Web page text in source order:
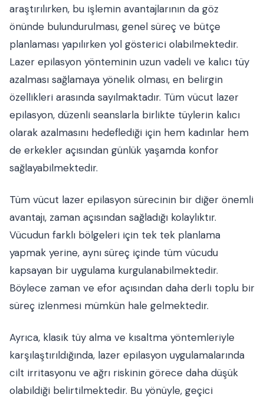
araştırılırken, bu işlemin avantajlarının da göz
önünde bulundurulması, genel süreç ve bütçe
planlaması yapılırken yol gösterici olabilmektedir.
Lazer epilasyon yönteminin uzun vadeli ve kalıcı tüy
azalması sağlamaya yönelik olması, en belirgin
özellikleri arasında sayılmaktadır. Tüm vücut lazer
epilasyon, düzenli seanslarla birlikte tüylerin kalıcı
olarak azalmasını hedeflediği için hem kadınlar hem
de erkekler açısından günlük yaşamda konfor
sağlayabilmektedir.
Tüm vücut lazer epilasyon sürecinin bir diğer önemli
avantajı, zaman açısından sağladığı kolaylıktır.
Vücudun farklı bölgeleri için tek tek planlama
yapmak yerine, aynı süreç içinde tüm vücudu
kapsayan bir uygulama kurgulanabilmektedir.
Böylece zaman ve efor açısından daha derli toplu bir
süreç izlenmesi mümkün hale gelmektedir.
Ayrıca, klasik tüy alma ve kısaltma yöntemleriyle
karşılaştırıldığında, lazer epilasyon uygulamalarında
cilt irritasyonu ve ağrı riskinin görece daha düşük
olabildiği belirtilmektedir. Bu yönüyle, geçici